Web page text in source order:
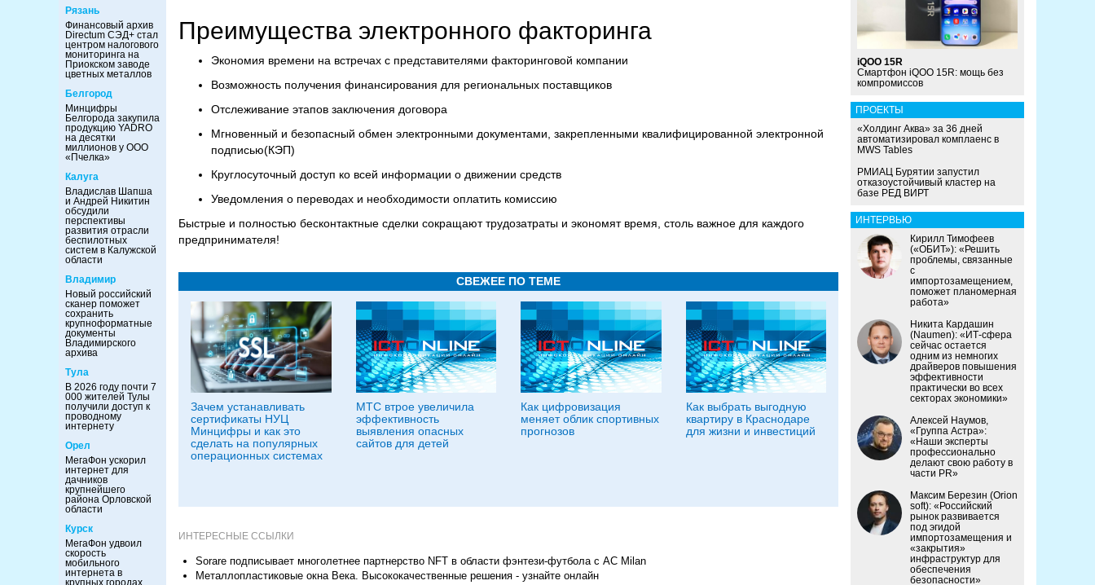
Рязань
Финансовый архив
Directum СЭД+ стал
центром налогового
мониторинга на
Приокском заводе
цветных металлов
Белгород
Минцифры
Белгорода закупила
продукцию YADRO
на десятки
миллионов у ООО
«Пчелка»
Калуга
Владислав Шапша
и Андрей Никитин
обсудили
перспективы
развития отрасли
беспилотных
систем в Калужской
области
Владимир
Новый российский
сканер поможет
сохранить
крупноформатные
документы
Владимирского
архива
Тула
В 2026 году почти 7
000 жителей Тулы
получили доступ к
проводному
интернету
Орел
МегаФон ускорил
интернет для
дачников
крупнейшего
района Орловской
области
Курск
МегаФон удвоил
скорость
мобильного
интернета в
крупных городах
Преимущества электронного факторинга
Экономия времени на встречах с представителями факторинговой компании
Возможность получения финансирования для региональных поставщиков
Отслеживание этапов заключения договора
Мгновенный и безопасный обмен электронными документами, закрепленными квалифицированной электронной
подписью(КЭП)
Круглосуточный доступ ко всей информации о движении средств
Уведомления о переводах и необходимости оплатить комиссию
Быстрые и полностью бесконтактные сделки сокращают трудозатраты и экономят время, столь важное для каждого
предпринимателя!
СВЕЖЕЕ ПО ТЕМЕ
Зачем устанавливать
сертификаты НУЦ
Минцифры и как это
сделать на популярных
операционных системах
МТС втрое увеличила
эффективность
выявления опасных
сайтов для детей
Как цифровизация
меняет облик спортивных
прогнозов
Как выбрать выгодную
квартиру в Краснодаре
для жизни и инвестиций
ИНТЕРЕСНЫЕ ССЫЛКИ
Sorare подписывает многолетнее партнерство NFT в области фэнтези-футбола с AC Milan
Металлопластиковые окна Века. Высококачественные решения - узнайте онлайн
iQOO 15R
Смартфон iQOO 15R: мощь без
компромиссов
ПРОЕКТЫ
«Холдинг Аква» за 36 дней
автоматизировал комплаенс в
MWS Tables
РМИАЦ Бурятии запустил
отказоустойчивый кластер на
базе РЕД ВИРТ
ИНТЕРВЬЮ
Кирилл Тимофеев
(«ОБИТ»): «Решить
проблемы, связанные
с
импортозамещением,
поможет планомерная
работа»
Никита Кардашин
(Naumen): «ИТ-сфера
сейчас остается
одним из немногих
драйверов повышения
эффективности
практически во всех
секторах экономики»
Алексей Наумов,
«Группа Астра»:
«Наши эксперты
профессионально
делают свою работу в
части PR»
Максим Березин (Orion
soft): «Российский
рынок развивается
под эгидой
импортозамещения и
«закрытия»
инфраструктур для
обеспечения
безопасности»